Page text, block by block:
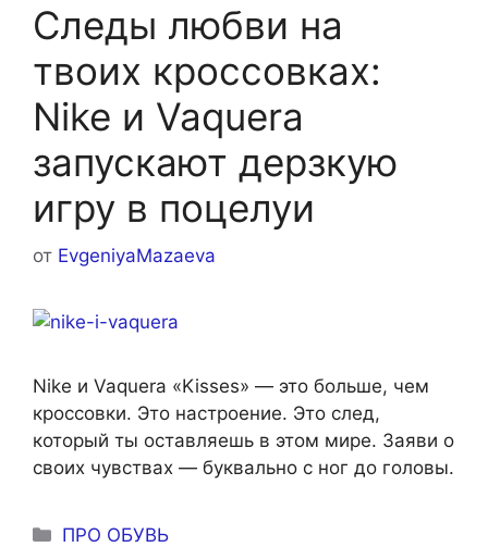
Следы любви на
твоих кроссовках:
Nike и Vaquera
запускают дерзкую
игру в поцелуи
от EvgeniyaMazaeva
Nike и Vaquera «Kisses» — это больше, чем
кроссовки. Это настроение. Это след,
который ты оставляешь в этом мире. Заяви о
своих чувствах — буквально с ног до головы.
Рубрики
ПРО ОБУВЬ